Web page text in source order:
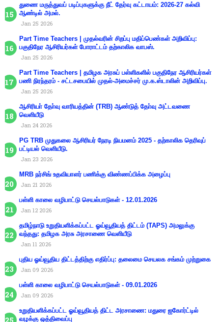
துணை மருத்துவப் படிப்புகளுக்கு நீட் தேர்வு கட்டாயம்: 2026-27 கல்வி
ஆண்டில் அமல்.
Jan 25 2026
Part Time Teachers | முதல்வரின் சிறப்பு மதிப்பெண்கள் அறிவிப்பு:
பகுதிநேர ஆசிரியர்கள் போராட்டம் தற்காலிக வாபஸ்.
Jan 25 2026
Part Time Teachers | தமிழக அரசுப் பள்ளிகளில் பகுதிநேர ஆசிரியர்கள்
பணி நிரந்தரம் - சட்டசபையில் முதல்-அமைச்சர் மு.க.ஸ்டாலின் அறிவிப்பு.
Jan 25 2026
ஆசிரியா் தோ்வு வாரியத்தின் (TRB) ஆண்டுத் தோ்வு அட்டவணை
வெளியீடு
Jan 24 2026
PG TRB முதுகலை ஆசிரியர் நேரடி நியமனம் 2025 - தற்காலிக தெரிவுப்
பட்டியல் வெளியீடு.
Jan 23 2026
MRB நர்சிங் உதவியாளர் பணிக்கு விண்ணப்பிக்க அழைப்பு
Jan 21 2026
பள்ளி காலை வழிபாட்டு செயல்பாடுகள் - 12.01.2026
Jan 12 2026
தமிழ்நாடு உறுதியளிக்கப்பட்ட ஓய்வூதியத் திட்டம் (TAPS) அமலுக்கு
வந்தது: தமிழக அரசு அரசாணை வெளியீடு
Jan 11 2026
புதிய ஓய்வூதிய திட்டத்திற்கு எதிர்ப்பு: தலைமை செயலக சங்கம் முற்றுகை
Jan 09 2026
பள்ளி காலை வழிபாட்டு செயல்பாடுகள் - 09.01.2026
Jan 09 2026
உறுதியளிக்கப்பட்ட ஓய்வூதியத் திட்ட அரசாணை: மதுரை ஐகோர்ட்டில்
வழக்கு ஒத்திவைப்பு